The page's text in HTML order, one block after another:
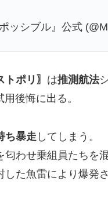
ッシブル』公式
トポリ〗 は推測航法
後悔に出る。
ち暴走 してしまう。
わせ乗組員たちを
た魚雷により爆発さ